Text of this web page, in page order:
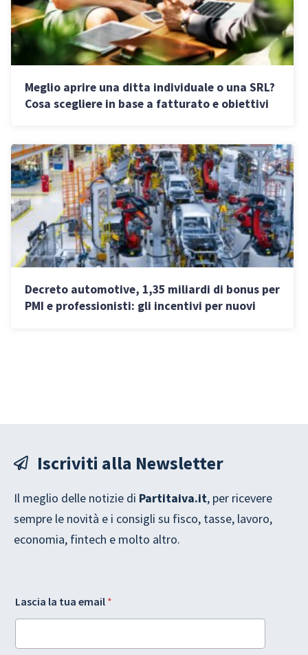
Meglio aprire una ditta individuale o una SRL?
Cosa scegliere in base a fatturato e obiettivi
Decreto automotive, 1,35 miliardi di bonus per
PMI e professionisti: gli incentivi per nuovi
Iscriviti alla Newsletter
Il meglio delle notizie di Partitaiva.it, per ricevere
sempre le novità e i consigli su fisco, tasse, lavoro,
economia, fintech e molto altro.
a
y
u
Lascia la tua email *